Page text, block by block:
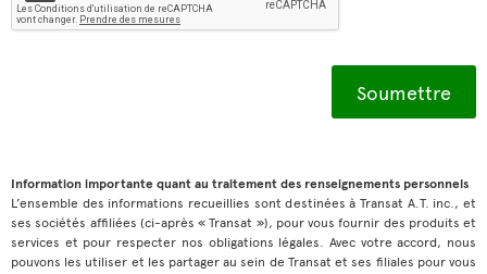
Information importante quant au traitement des renseignements personnels
L’ensemble des informations recueillies sont destinées à Transat A.T. inc., et
ses sociétés affiliées (ci-après « Transat »), pour vous fournir des produits et
services et pour respecter nos obligations légales. Avec votre accord, nous
pouvons les utiliser et les partager au sein de Transat et ses filiales pour vous